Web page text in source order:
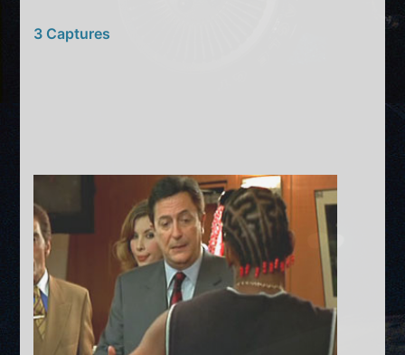
3 Captures